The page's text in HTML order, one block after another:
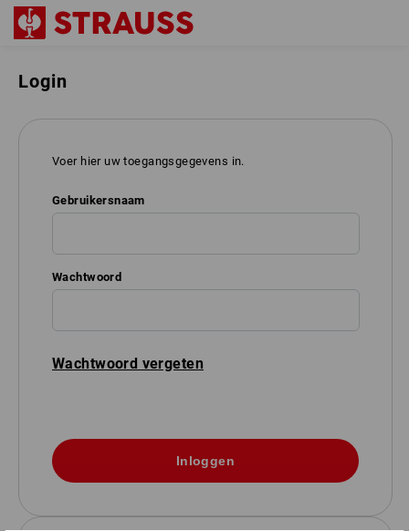
Login
Voer hier uw toegangsgegevens in.
Gebruikersnaam
Wachtwoord
Wachtwoord vergeten